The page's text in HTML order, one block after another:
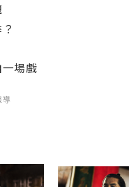
一場戲
導